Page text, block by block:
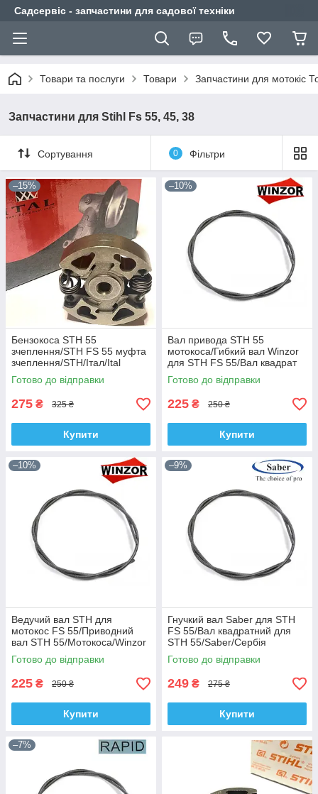
Садсервіс - запчастини для садової техніки
Товари та послуги Товари Запчастини для мотокіс
Запчастини для Stihl Fs 55, 45, 38
Сортування 0 Фільтри
–15%
Бензокоса STH 55
зчеплення/STH FS 55 муфта
зчеплення/STH/Італ/Ital
Готово до відправки
275 ₴ 325 ₴
Купити
–10%
Вал привода STH 55
мотокоса/Гибкий вал Winzor
для STH FS 55/Вал квадрат
для STH 55
Готово до відправки
225 ₴ 250 ₴
Купити
–10%
Ведучий вал STH для
мотокос FS 55/Приводний
вал STH 55/Мотокоса/Winzor
Готово до відправки
225 ₴ 250 ₴
Купити
–9%
Гнучкий вал Saber для STH
FS 55/Вал квадратний для
STH 55/Saber/Сербія
Готово до відправки
249 ₴ 275 ₴
Купити
–7%